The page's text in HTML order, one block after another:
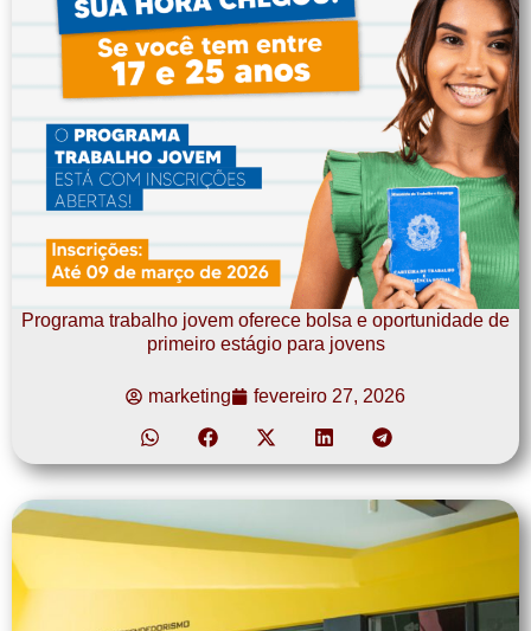
Programa trabalho jovem oferece bolsa e oportunidade de
primeiro estágio para jovens
marketing fevereiro 27, 2026